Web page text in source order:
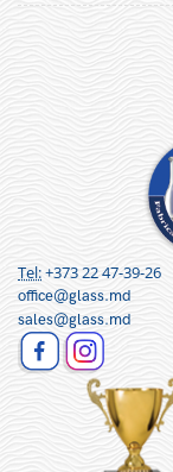
Tel:+373 22 47-39-26
office@glass.md
sales@glass.md